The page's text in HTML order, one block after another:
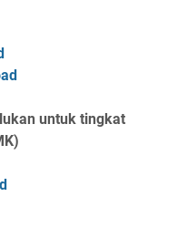
untuk tingkat